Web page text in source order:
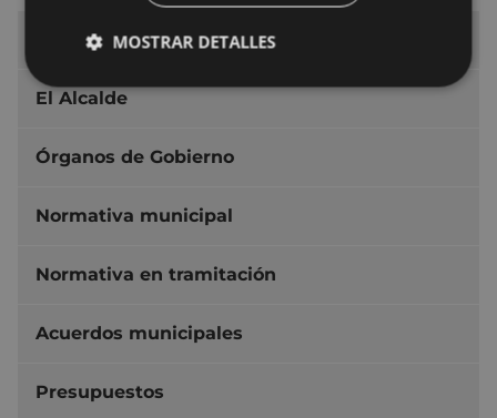
Ayuntamiento de Eibar
El Alcalde
Órganos de Gobierno
Normativa municipal
Normativa en tramitación
Acuerdos municipales
Presupuestos
MOSTRAR DETALLES